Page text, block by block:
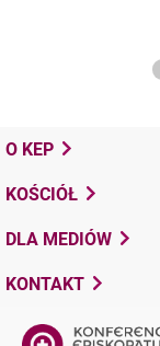
O KEP
KOŚCIÓŁ
DLA MEDIÓW
KONTAKT